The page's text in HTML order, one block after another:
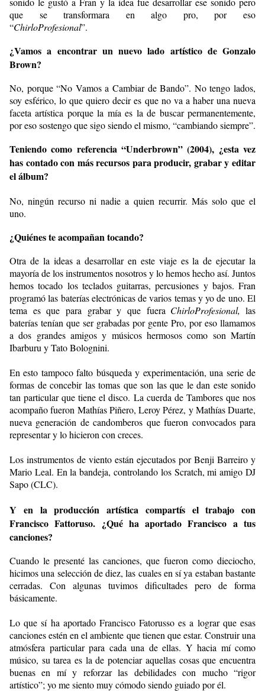
que se transformara en algo pro, por eso
“ChirloProfesional”.
¿Vamos a encontrar un nuevo lado artístico de Gonzalo
Brown?
No, porque “No Vamos a Cambiar de Bando”. No tengo lados,
soy esférico, lo que quiero decir es que no va a haber una nueva
faceta artística porque la mía es la de buscar permanentemente,
por eso sostengo que sigo siendo el mismo, “cambiando siempre”.
Teniendo como referencia “Underbrown” (2004), ¿esta vez
has contado con más recursos para producir, grabar y editar
el álbum?
No, ningún recurso ni nadie a quien recurrir. Más solo que el
uno.
¿Quiénes te acompañan tocando?
Otra de la ideas a desarrollar en este viaje es la de ejecutar la
mayoría de los instrumentos nosotros y lo hemos hecho así. Juntos
hemos tocado los teclados guitarras, percusiones y bajos. Fran
programó las baterías electrónicas de varios temas y yo de uno. El
tema es que para grabar y que fuera ChirloProfesional, las
baterías tenían que ser grabadas por gente Pro, por eso llamamos
a dos grandes amigos y músicos hermosos como son Martín
Ibarburu y Tato Bolognini.
En esto tampoco falto búsqueda y experimentación, una serie de
formas de concebir las tomas que son las que le dan este sonido
tan particular que tiene el disco. La cuerda de Tambores que nos
acompaño fueron Mathías Piñero, Leroy Pérez, y Mathías Duarte,
nueva generación de candomberos que fueron convocados para
representar y lo hicieron con creces.
Los instrumentos de viento están ejecutados por Benji Barreiro y
Mario Leal. En la bandeja, controlando los Scratch, mi amigo DJ
Sapo (CLC).
Y en la producción artística compartís el trabajo con
Francisco Fattoruso. ¿Qué ha aportado Francisco a tus
canciones?
Cuando le presenté las canciones, que fueron como dieciocho,
hicimos una selección de diez, las cuales en sí ya estaban bastante
cerradas. Con algunas tuvimos dificultades pero de forma
básicamente.
Lo que sí ha aportado Francisco Fatorusso es a lograr que esas
canciones estén en el ambiente que tienen que estar. Construir una
atmósfera particular para cada una de ellas. Y hacia mí como
músico, su tarea es la de potenciar aquellas cosas que encuentra
buenas en mí y reforzar las debilidades con mucho “rigor
artístico”; yo me siento muy cómodo siendo guiado por él.